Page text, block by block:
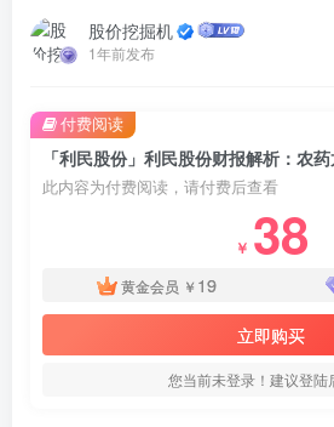
股价挖掘机
1年前发布
此内容为付费阅读，请付费后查看
￥ 38
黄金会员 ￥ 19
立即购买
您当前未登录！建议登
付费阅读